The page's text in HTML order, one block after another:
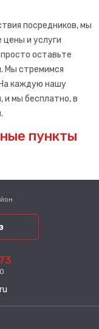
посредников, мы
и услуги
оставьте
Мы стремимся
каждую нашу
и мы бесплатно, в
пункты